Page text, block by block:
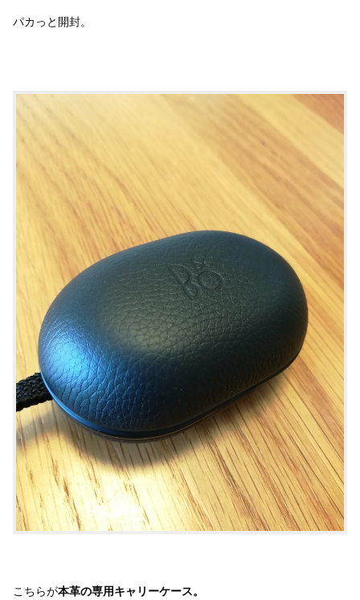
パカっと開封。
こちらが本革の専用キャリーケース。